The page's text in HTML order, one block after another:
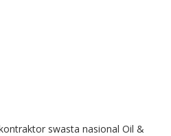
swasta nasional Oil &